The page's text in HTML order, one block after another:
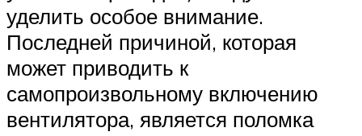
уделить особое внимание.
Последней причиной, которая
может приводить к
самопроизвольному включению
вентилятора, является поломка